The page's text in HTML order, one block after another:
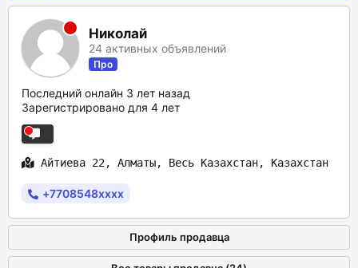
Николай
24 активных объявлений
Про
Последний онлайн 3 лет назад
Зарегистрировано для 4 лет
Айтиева 22, Алматы, Весь Казахстан, Казахстан
+7708548xxxx
Профиль продавца